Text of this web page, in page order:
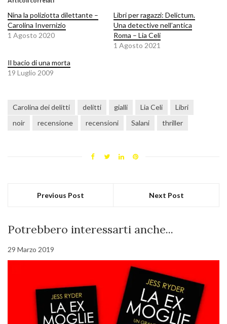
Nina la poliziotta dilettante –
Carolina Invernizio
1 Agosto 2020
Libri per ragazzi: Delictum.
Una detective nell’antica
Roma – Lia Celi
1 Agosto 2021
Il bacio di una morta
19 Luglio 2009
Carolina dei delitti delitti gialli Lia Celi
Libri
noir
recensione recensioni Salani thriller
Previous Post Next Post
Potrebbero interessarti anche...
29 Marzo 2019